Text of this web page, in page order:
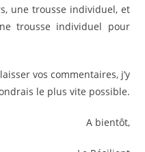
une trousse individuel, et
trousse individuel pour
vos commentaires, j’y
le plus vite possible.
A bientôt,